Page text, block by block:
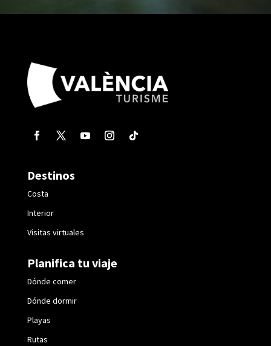
Destinos
Costa
Interior
Visitas virtuales
Planifica tu viaje
Dónde comer
Dónde dormir
Playas
Rutas